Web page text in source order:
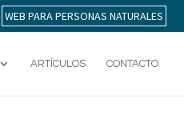
WEB PARA PERSONAS NATURALES
ARTÍCULOS CONTACTO